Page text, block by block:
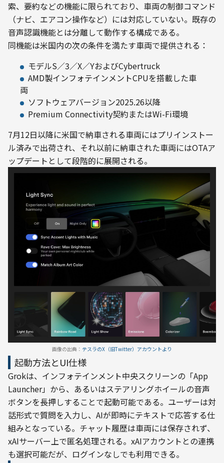
索、要約などの機能に限られており、車両の制御コマンド
（ナビ、エアコン操作など）には対応していない。既存の
音声認識機能とは分離して動作する構成である。
同機能は米国内の次の条件を満たす車両で提供される：
モデルS／3／X／YおよびCybertruck
AMD製インフォテインメントCPUを搭載した車
両
ソフトウェアバージョン2025.26以降
Premium Connectivity契約またはWi-Fi環境
7月12日以降に米国で納車される車両にはプリインストー
ル済みで出荷され、それ以前に納車された車両にはOTAア
画像の出典： テスラのX（旧Twitter）アカウントより
起動方法とUI仕様
Grokは、インフォテインメント中央スクリーンの「App
Launcher」から、あるいはステアリングホイールの音声
ボタンを長押しすることで起動可能である。ユーザーは対
話形式で質問を入力し、AIが即時にテキストで応答する仕
組みとなっている。チャット履歴は車両には保存されず、
xAIサーバー上で匿名処理される。xAIアカウントとの連携
も選択可能だが、ログインなしでも利用できる。